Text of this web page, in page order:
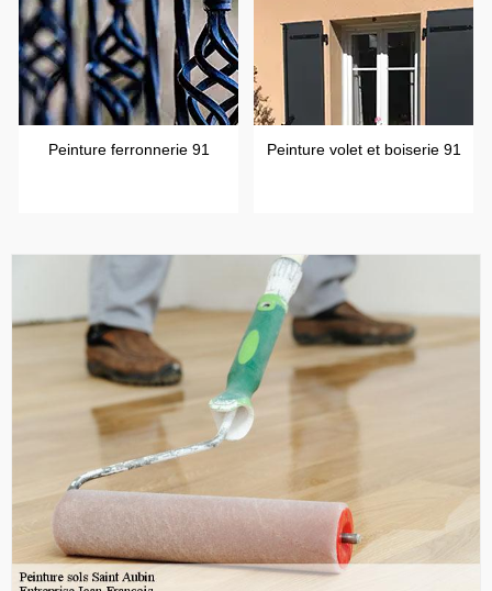
Peinture ferronnerie 91 Peinture volet et boiserie 91